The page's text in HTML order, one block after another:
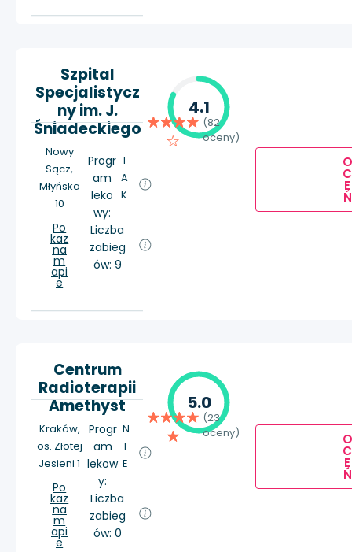
Szpital
Specjalistycz
ny im. J.
Śniadeckiego
Nowy
Sącz,
Młyńska
10
Po
każ
na
m
api
e
Progr
am
leko
wy:
T
A
K
Liczba
zabieg
ów: 9
4.1
(82
oceny)
O
C
E
Ń
Centrum
Radioterapii
Amethyst
Kraków,
os. Złotej
Jesieni 1
Po
każ
na
m
api
e
Progr
am
lekow
y:
N
I
E
Liczba
zabieg
ów: 0
5.0
(23
oceny)
O
C
E
Ń